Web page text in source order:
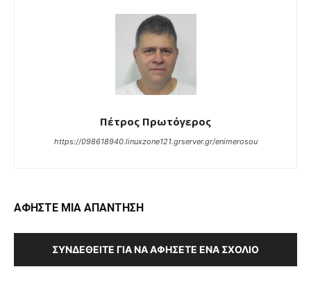
Πέτρος Πρωτόγερος
https://098618940.linuxzone121.grserver.gr/enimerosou
ΑΦΗΣΤΕ ΜΙΑ ΑΠΑΝΤΗΣΗ
ΣΥΝΔΕΘΕΊΤΕ ΓΙΑ ΝΑ ΑΦΉΣΕΤΕ ΈΝΑ ΣΧΌΛΙΟ